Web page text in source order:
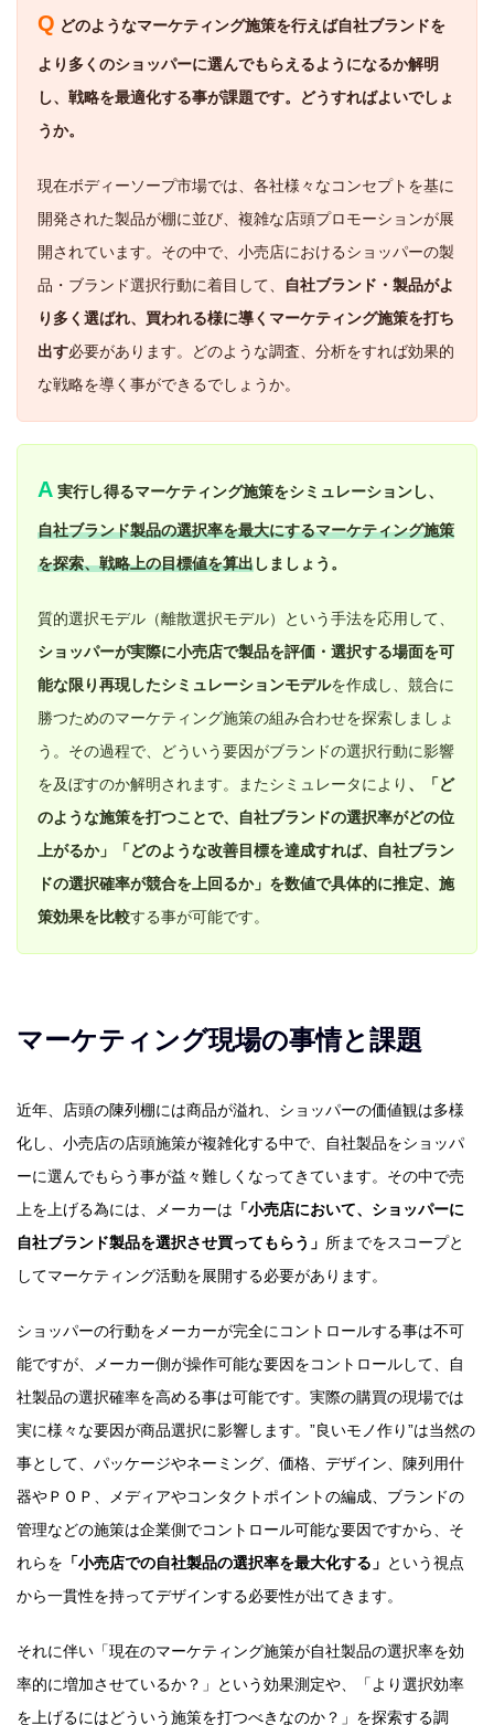
Q どのようなマーケティング施策を行えば自社ブランドを
より多くのショッパーに選んでもらえるようになるか解明
し、戦略を最適化する事が課題です。どうすればよいでしょ
うか。
現在ボディーソープ市場では、各社様々なコンセプトを基に
開発された製品が棚に並び、複雑な店頭プロモーションが展
開されています。その中で、小売店におけるショッパーの製
品・ブランド選択行動に着目して、
自社ブランド・製品がよ
り多く選ばれ、買われる様に導くマーケティング施策を打ち
出す必要があります。どのような調査、分析をすれば効果的
な戦略を導く事ができるでしょうか。
A 実行し得るマーケティング施策をシミュレーションし、
自社ブランド製品の選択率を最大にするマーケティング施策
を探索、戦略上の目標値を算出しましょう。
質的選択モデル（離散選択モデル）という手法を応用して、
ショッパーが実際に小売店で製品を評価・選択する場面を可
能な限り再現したシミュレーションモデルを作成し、競合に
勝つためのマーケティング施策の組み合わせを探索しましょ
う。その過程で、どういう要因がブランドの選択行動に影響
を及ぼすのか解明されます。またシミュレータにより 、「ど
のような施策を打つことで、自社ブランドの選択率がどの位
上がるか」「どのような改善目標を達成すれば、自社ブラン
ドの選択確率が競合を上回るか」を数値で具体的に推定、施
策効果を比較する事が可能です。
マーケティング現場の事情と課題
近年、店頭の陳列棚には商品が溢れ、ショッパーの価値観は多様
化し、小売店の店頭施策が複雑化する中で、自社製品をショッパ
ーに選んでもらう事が益々難しくなってきています。その中で売
上を上げる為には、メーカーは 「小売店において、ショッパーに
自社ブランド製品を選択させ買ってもらう」 所までをスコープと
してマーケティング活動を展開する必要があります。
ショッパーの行動をメーカーが完全にコントロールする事は不可
能ですが、メーカー側が操作可能な要因をコントロールして、自
社製品の選択確率を高める事は可能です。実際の購買の現場では
実に様々な要因が商品選択に影響します。”良いモノ作り”は当然の
事として、パッケージやネーミング、価格、デザイン、陳列用什
器やＰＯＰ、メディアやコンタクトポイントの編成、ブランドの
管理などの施策は企業側でコントロール可能な要因ですから、そ
れらを 「小売店での自社製品の選択率を最大化する」 という視点
から一貫性を持ってデザインする必要性が出てきます。
それに伴い「現在のマーケティング施策が自社製品の選択率を効
率的に増加させているか？」という効果測定や、「より選択効率
を上げるにはどういう施策を打つべきなのか？」を探索する調